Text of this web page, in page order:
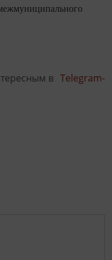
в Telegram-